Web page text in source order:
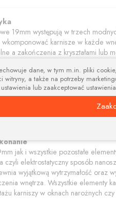
19mm występują w trzech
karnisze w każde
a zakończenia z kryształami
do upinania firan i zasłon.
jak i wszystkie pozostałe
czyli elektrostatyczny sposób
wyjątkową wytrzymałość oraz
wnętrza. Wszystkie elementy
karniszy w oknach narożnych
dane, w tym m.in. pliki
witryny, a także na potrzeby
lub zaakceptować